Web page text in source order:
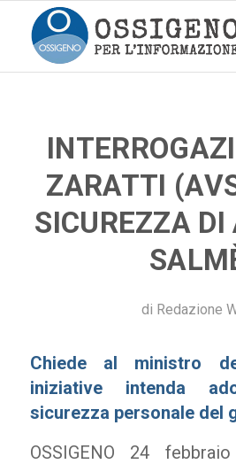
ZARATTI
SICUREZZA DI
di Redazione
Chiede al ministro
iniziative intenda
sicurezza personale del
OSSIGENO 24